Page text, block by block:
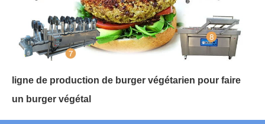
ligne de production de burger végétarien pour faire
un burger végétal